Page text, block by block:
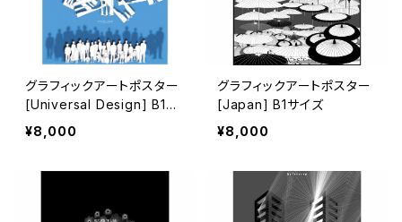
グラフィックアートポスター
[Universal Design] B1サ
イズ
¥8,000
グラフィックアートポスター
[Japan] B1サイズ
¥8,000